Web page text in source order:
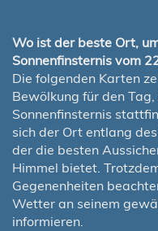
Wo ist der beste Ort,
Sonnenfinsternis vom
Die folgenden Karten
Bewölkung für den
Sonnenfinsternis
sich der Ort entlang
der die besten
Himmel bietet.
Gegenenheiten
Wetter an seinem
informieren.